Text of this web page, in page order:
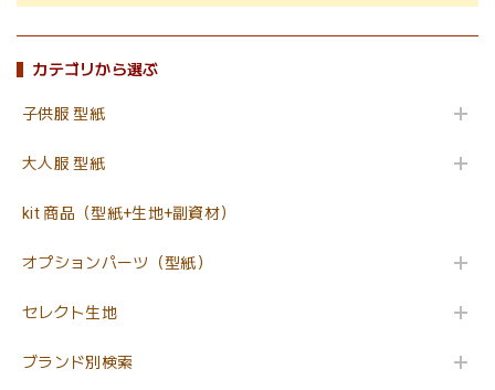
カテゴリから選ぶ
子供服 型紙
大人服 型紙
kit 商品（型紙+生地+副資材）
オプションパーツ（型紙）
セレクト生地
ブランド別検索